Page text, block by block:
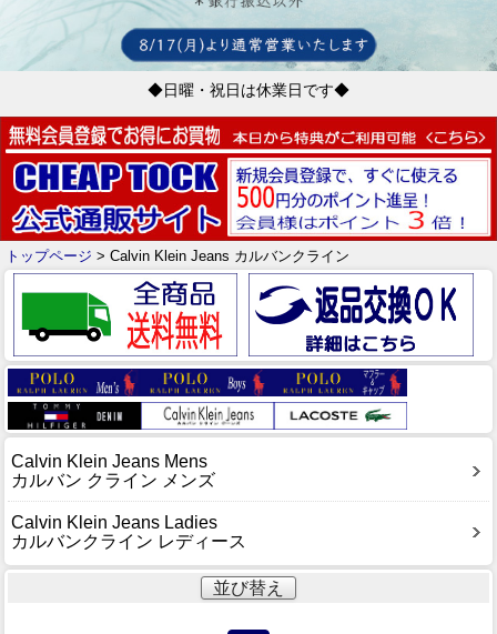
◆日曜・祝日は休業日です◆
トップページ > Calvin Klein Jeans カルバンクライン
Calvin Klein Jeans Mens
カルバン クライン メンズ
Calvin Klein Jeans Ladies
カルバンクライン レディース
並び替え